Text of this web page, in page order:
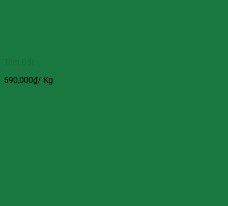
590,000₫/ Kg